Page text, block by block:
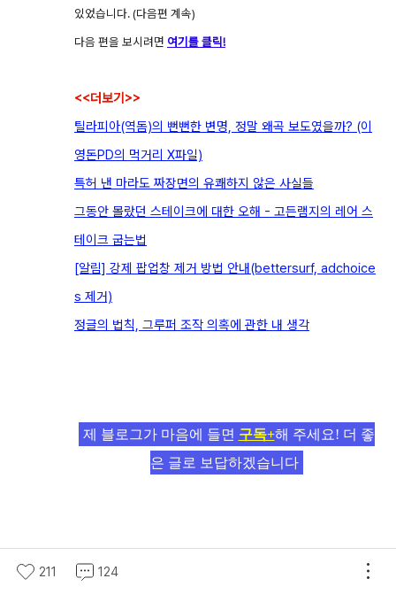
있었습니다. (다음편 계속)
다음 편을 보시려면 여기를 클릭!
<<더보기>>
틸라피아(역돔)의 뻔뻔한 변명, 정말 왜곡 보도였을까? (이
영돈PD의 먹거리 X파일)
특허 낸 마라도 짜장면의 유쾌하지 않은 사실들
그동안 몰랐던 스테이크에 대한 오해 - 고든램지의 레어 스
테이크 굽는법
[알림] 강제 팝업창 제거 방법 안내(bettersurf, adchoice
s 제거)
정글의 법칙, 그루퍼 조작 의혹에 관한 내 생각
제 블로그가 마음에 들면 구독+해 주세요! 더 좋
은 글로 보답하겠습니다
211 124